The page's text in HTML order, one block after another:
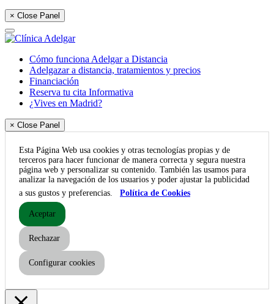
× Close Panel
Cómo funciona Adelgar a Distancia
Adelgazar a distancia, tratamientos y precios
Financiación
Reserva tu cita Informativa
¿Vives en Madrid?
× Close Panel
Esta Página Web usa cookies y otras tecnologías propias y de
terceros para hacer funcionar de manera correcta y segura nuestra
página web y personalizar su contenido. También las usamos para
analizar la navegación de los usuarios y poder ajustar la publicidad
a sus gustos y preferencias.
Política de Cookies
Aceptar
Rechazar
Configurar cookies